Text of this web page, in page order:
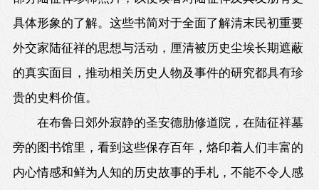
具体形象的了解。这些书简对于全面了解清末民初重要
外交家陆征祥的思想与活动，厘清被历史尘埃长期遮蔽
的真实面目，推动相关历史人物及事件的研究都具有珍
贵的史料价值。
在布鲁日郊外寂静的圣安德肋修道院，在陆征祥墓
旁的图书馆里，看到这些保存百年，烙印着人们丰富的
内心情感和鲜为人知的历史故事的手札，不能不令人感